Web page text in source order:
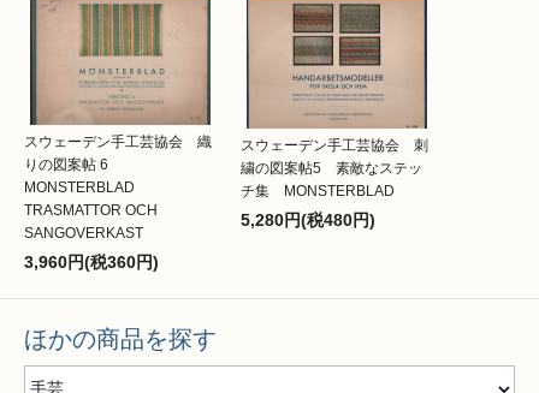
スウェーデン手工芸協会 織
りの図案帖 6
MONSTERBLAD
TRASMATTOR OCH
SANGOVERKAST
3,960円(税360円)
スウェーデン手工芸協会 刺
繍の図案帖5 素敵なステッ
チ集 MONSTERBLAD
5,280円(税480円)
ほかの商品を探す